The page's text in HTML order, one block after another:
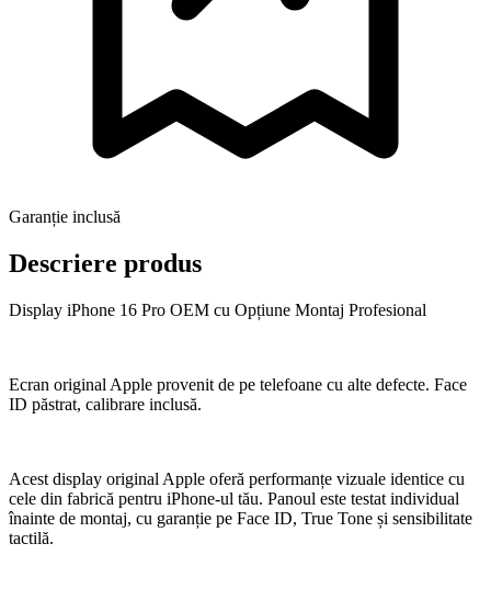
Garanție inclusă
Descriere produs
Display iPhone 16 Pro OEM cu Opțiune Montaj Profesional
Ecran original Apple provenit de pe telefoane cu alte defecte. Face
ID păstrat, calibrare inclusă.
Acest display original Apple oferă performanțe vizuale identice cu
cele din fabrică pentru iPhone-ul tău. Panoul este testat individual
înainte de montaj, cu garanție pe Face ID, True Tone și sensibilitate
tactilă.